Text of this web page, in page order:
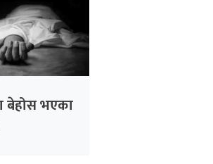
बेहोस भएका